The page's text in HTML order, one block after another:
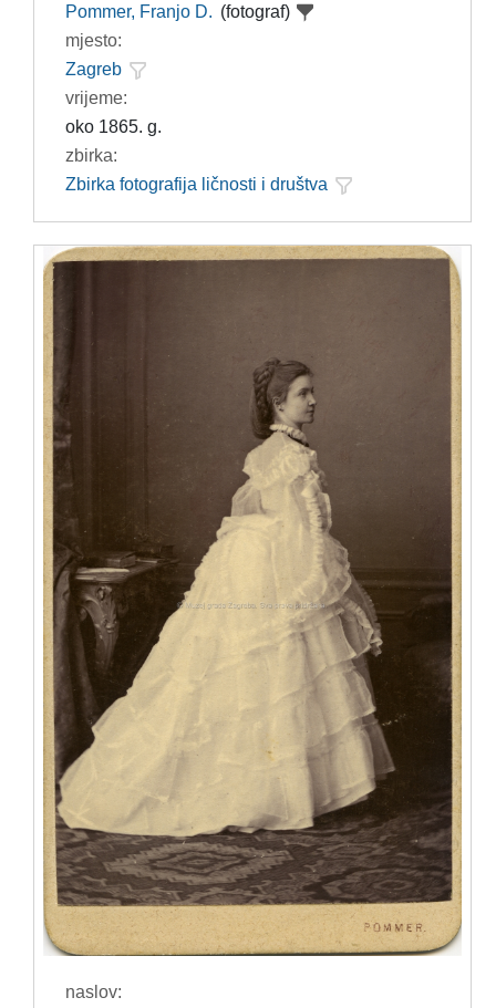
Pommer, Franjo D. (fotograf)
mjesto:
Zagreb
vrijeme:
oko 1865. g.
zbirka:
Zbirka fotografija ličnosti i društva
naslov: